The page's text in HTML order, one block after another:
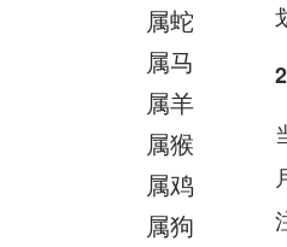
属蛇
属马
属羊
属猴
属鸡
属狗